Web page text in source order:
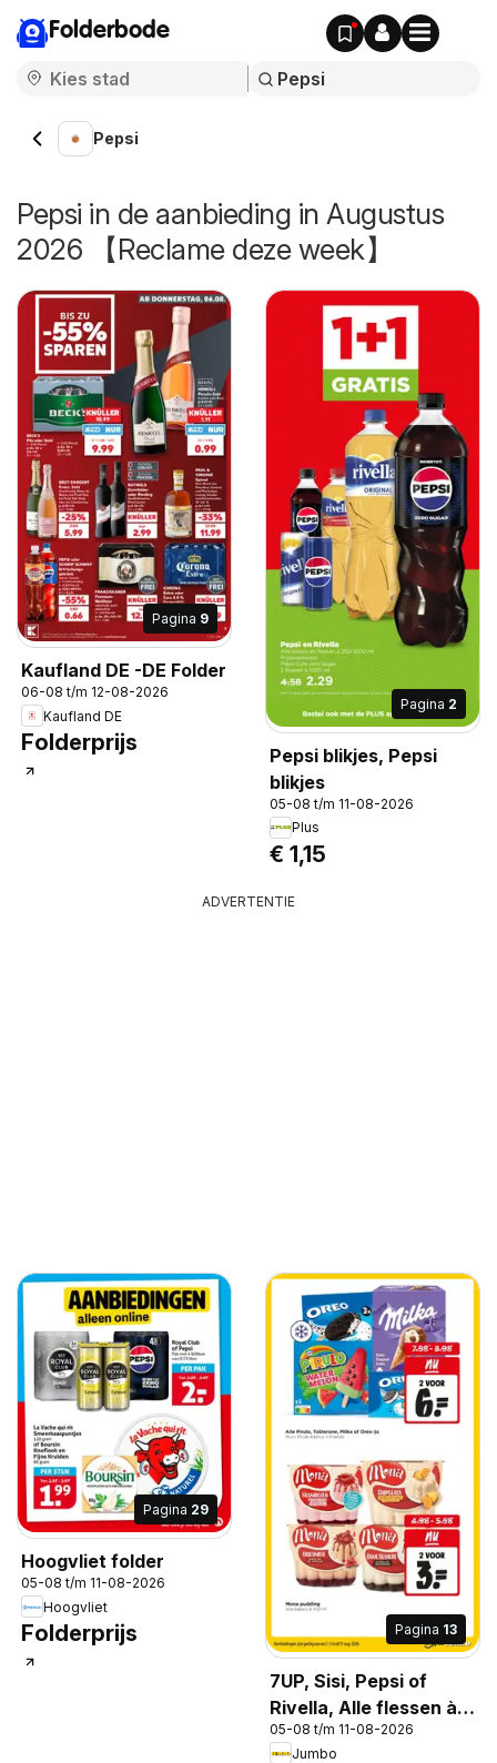
Folderbode
Pepsi
Pepsi in de aanbieding in Augustus
2026 【Reclame deze week】
Pagina 9
Kaufland DE -DE Folder
06-08 t/m 12-08-2026
Kaufland DE
Folderprijs
Pagina 2
Pepsi blikjes, Pepsi
blikjes
05-08 t/m 11-08-2026
Plus
€ 1,15
ADVERTENTIE
Pagina 29
Hoogvliet folder
05-08 t/m 11-08-2026
Hoogvliet
Folderprijs Pagina 13
7UP, Sisi, Pepsi of
Rivella, Alle flessen à
1,5 liter
05-08 t/m 11-08-2026
Jumbo